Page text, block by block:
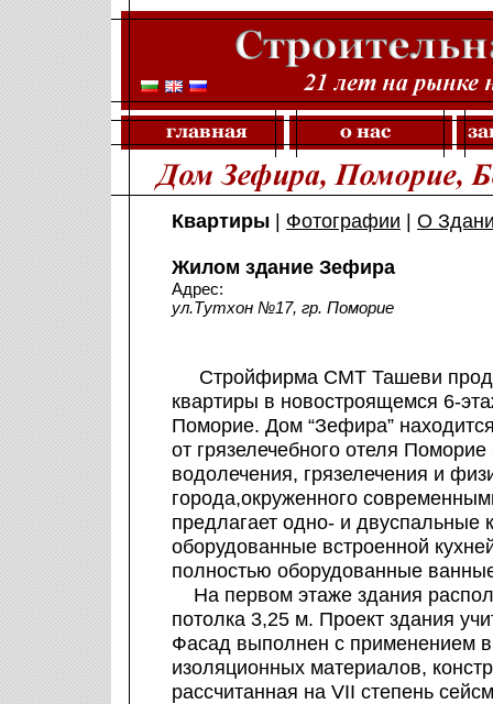
Квартиры | Фотографии | О
Жилом здание Зефира
Адрес:
ул.Тутхон №17, гр. Поморие
Стройфирма СМТ Ташеви
квартиры в новостроящемся 6-
Поморие. Дом “Зефира”
от грязелечебного отеля
водолечения, грязелечения и
города,окруженного
предлагает одно- и двуспальные
оборудованные встроенной
полностью оборудованные
На первом этаже здания
потолка 3,25 м. Проект здания
Фасад выполнен с применением
изоляционных материалов,
рассчитанная на VІІ степень